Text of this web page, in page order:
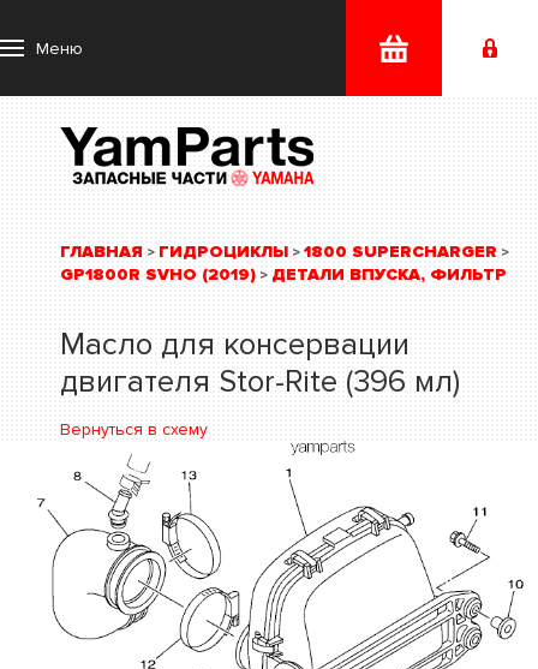
Меню
ГЛАВНАЯ > ГИДРОЦИКЛЫ > 1800 SUPERCHARGER >
GP1800R SVHO (2019) > ДЕТАЛИ ВПУСКА, ФИЛЬТР
Масло для консервации
двигателя Stor-Rite (396 мл)
Вернуться в схему